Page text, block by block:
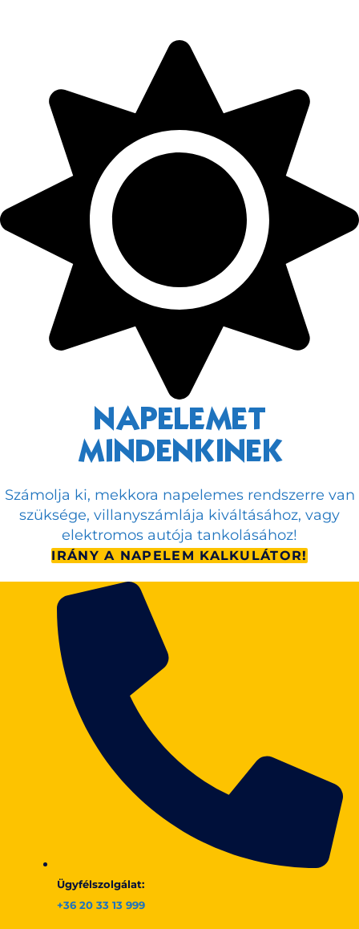
NAPELEMET
MINDENKINEK
Számolja ki, mekkora napelemes rendszerre van
szüksége, villanyszámlája kiváltásához, vagy
elektromos autója tankolásához!
IRÁNY A NAPELEM KALKULÁTOR!
Ügyfélszolgálat:
+36 20 33 13 999